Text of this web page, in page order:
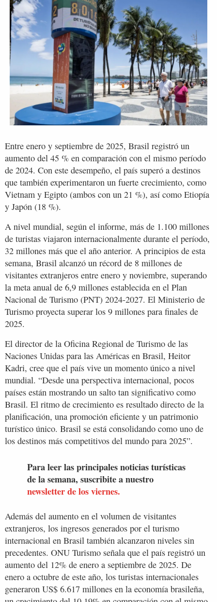
Entre enero y septiembre de 2025, Brasil registró un
aumento del 45 % en comparación con el mismo período
de 2024. Con este desempeño, el país superó a destinos
que también experimentaron un fuerte crecimiento, como
Vietnam y Egipto (ambos con un 21 %), así como Etiopía
y Japón (18 %).
A nivel mundial, según el informe, más de 1.100 millones
de turistas viajaron internacionalmente durante el período,
32 millones más que el año anterior. A principios de esta
semana, Brasil alcanzó un récord de 8 millones de
visitantes extranjeros entre enero y noviembre, superando
la meta anual de 6,9 ​​millones establecida en el Plan
Nacional de Turismo (PNT) 2024-2027. El Ministerio de
Turismo proyecta superar los 9 millones para finales de
2025.
El director de la Oficina Regional de Turismo de las
Naciones Unidas para las Américas en Brasil, Heitor
Kadri, cree que el país vive un momento único a nivel
mundial. “Desde una perspectiva internacional, pocos
países están mostrando un salto tan significativo como
Brasil. El ritmo de crecimiento es resultado directo de la
planificación, una promoción eficiente y un patrimonio
turístico único. Brasil se está consolidando como uno de
los destinos más competitivos del mundo para 2025”.
Para leer las principales noticias turísticas
de la semana, suscribite a nuestro
newsletter de los viernes.
Además del aumento en el volumen de visitantes
extranjeros, los ingresos generados por el turismo
internacional en Brasil también alcanzaron niveles sin
precedentes. ONU Turismo señala que el país registró un
aumento del 12% de enero a septiembre de 2025. De
enero a octubre de este año, los turistas internacionales
generaron US$ 6.617 millones en la economía brasileña,